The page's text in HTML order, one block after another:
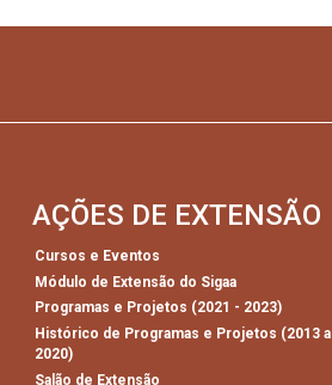
AÇÕES DE EXTENSÃO
Cursos e Eventos
Módulo de Extensão do Sigaa
Programas e Projetos (2021 - 2023)
Histórico de Programas e Projetos (2013 a
2020)
Salão de Extensão